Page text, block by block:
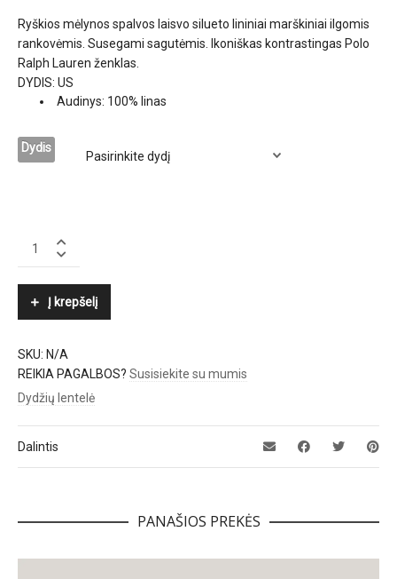
Ryškios mėlynos spalvos laisvo silueto lininiai marškiniai ilgomis
rankovėmis. Susegami sagutėmis. Ikoniškas kontrastingas Polo
Ralph Lauren ženklas.
DYDIS: US
Audinys: 100% linas
Dydis
RALPH
Į krepšelį
SKU: N/A
REIKIA PAGALBOS? Susisiekite su mumis
Dydžių lentelė
Dalintis
PANAŠIOS PREKĖS